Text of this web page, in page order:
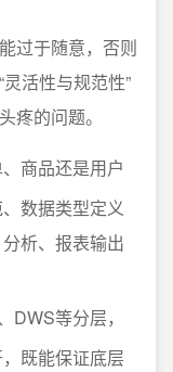
过于随意，否则
活性与规范性”
疼的问题。
商品还是用户
数据类型定义
析、报表输出
DWS等分层，
既能保证底层